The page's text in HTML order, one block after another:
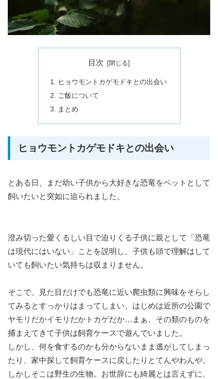
目次
ヒョウモントカゲモドキとの出会い
ご飯について
まとめ
ヒョウモントカゲモドキとの出会い
とある日、まだ幼い子供から大好きな恐竜をペットとして
飼いたいと突如に迫られました。
澄み切った愛くるしい目で迫りくる子供に親として「恐竜
は現代にはいない」ことを説明し、子供も頭で理解はして
いても飼いたい気持ちは収まりません。
そこで、見た目だけでも恐竜に近い爬虫類に興味をそらし
てみるとすっかりはまってしまい、はじめは近所の公園で
ヤモリだかイモリだかトカゲだか…まぁ、その類のものを
捕まえてきて子供は飼育ケースで遊んでいました。
しかし、何を食するのかも分からないまま逃がしてしまっ
たり、家中探して飼育ケースに戻したりとてんやわんや。
しかしそこは野生の生物。お世辞にも綺麗とは言えずに、